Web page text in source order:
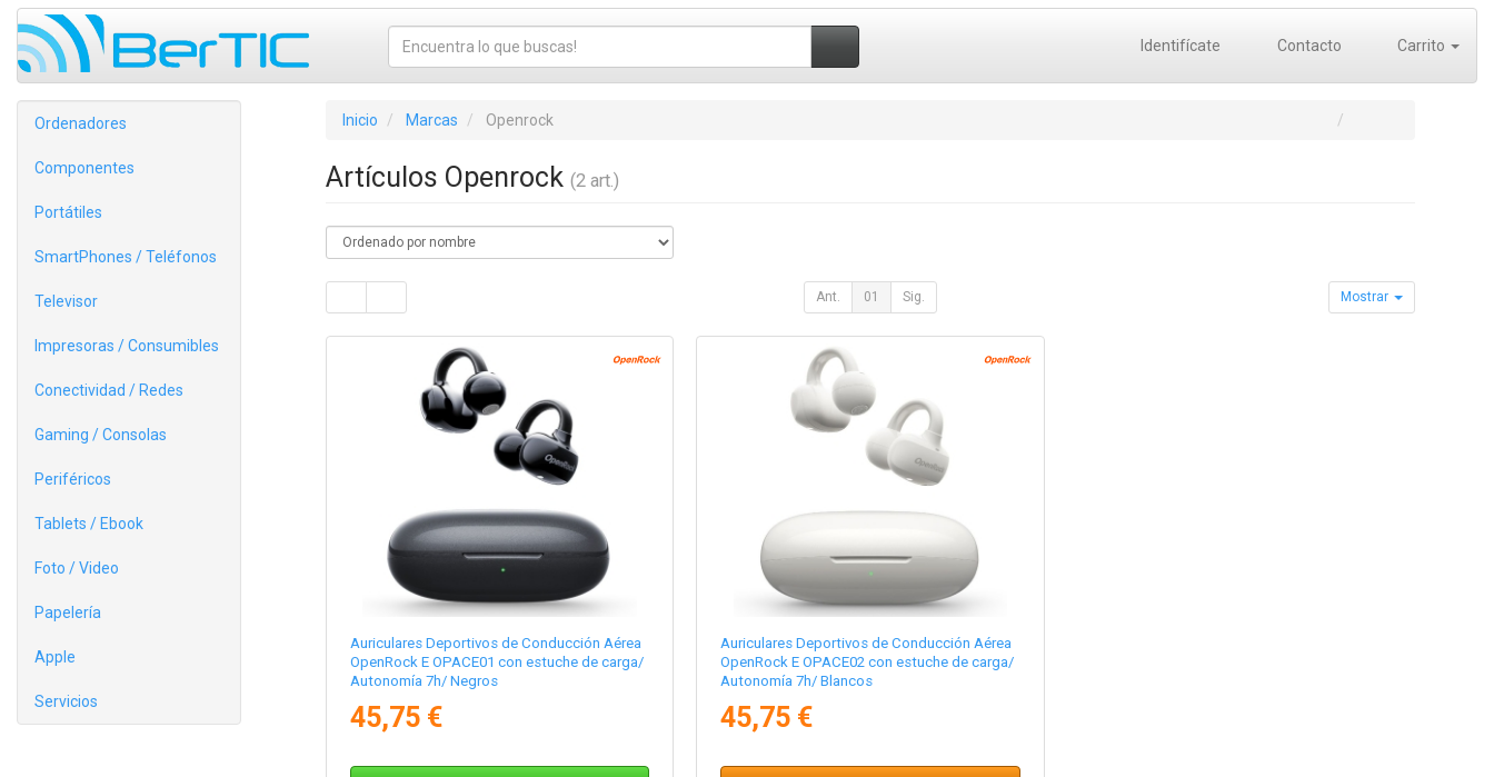
Identifícate Contacto Carrito
Ordenadores
Componentes
Portátiles
SmartPhones / Teléfonos
Televisor
Impresoras / Consumibles
Conectividad / Redes
Gaming / Consolas
Periféricos
Tablets / Ebook
Foto / Video
Papelería
Apple
Servicios
Inicio Marcas Openrock
Artículos Openrock (2 art.)
Ant. 01 Sig. Mostrar
Auriculares Deportivos de Conducción Aérea
OpenRock E OPACE01 con estuche de carga/
Autonomía 7h/ Negros
45,75 €
Auriculares Deportivos de Conducción Aérea
OpenRock E OPACE02 con estuche de carga/
Autonomía 7h/ Blancos
45,75 €